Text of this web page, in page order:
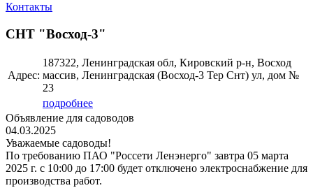
Контакты
СНТ "Восход-3"
Адрес:
187322, Ленинградская обл, Кировский р-н, Восход
массив, Ленинградская (Восход-3 Тер Снт) ул, дом №
23
подробнее
Объявление для садоводов
04.03.2025
Уважаемые садоводы!
По требованию ПАО "Россети Ленэнерго" завтра 05 марта
2025 г. с 10:00 до 17:00 будет отключено электроснабжение для
производства работ.